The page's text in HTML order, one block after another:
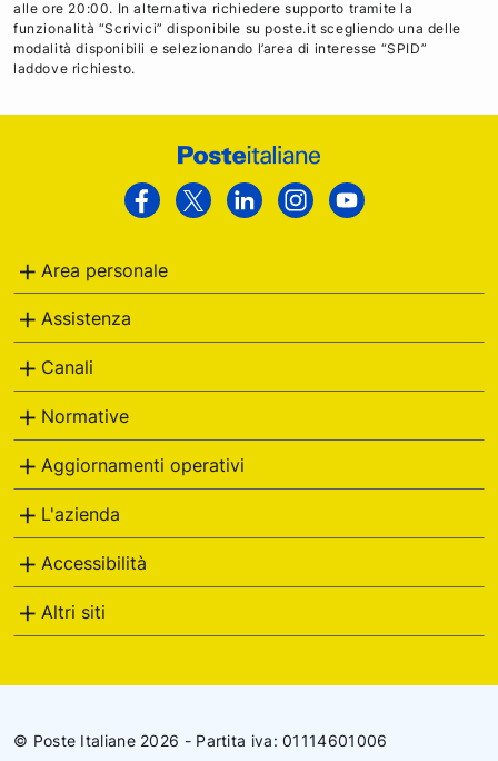
alle ore 20:00. In alternativa richiedere supporto tramite la
funzionalità “Scrivici” disponibile su poste.it scegliendo una delle
modalità disponibili e selezionando l’area di interesse “SPID”
laddove richiesto.
Facebook
Twitter LinkedinInstagram
Area personale
Assistenza
Canali
Normative
Aggiornamenti operativi
L'azienda
Accessibilità
Altri siti
© Poste Italiane 2026 - Partita iva: 01114601006